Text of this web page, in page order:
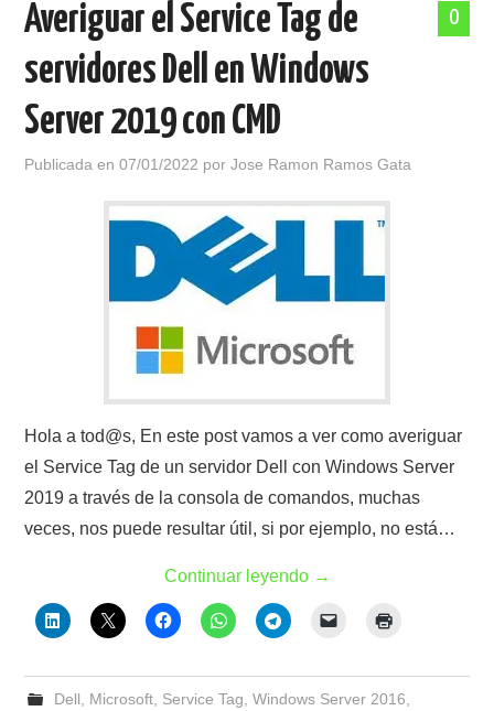
POLÍTICA DE PRIVACIDAD
0
Averiguar el Service Tag de
servidores Dell en Windows
Server 2019 con CMD
Publicada en07/01/2022 porJose Ramon Ramos Gata
Hola a tod@s, En este post vamos a ver como averiguar
el Service Tag de un servidor Dell con Windows Server
2019 a través de la consola de comandos, muchas
veces, nos puede resultar útil, si por ejemplo, no está…
Continuar leyendo →
Dell Microsoft, Service Tag Windows Server 2016